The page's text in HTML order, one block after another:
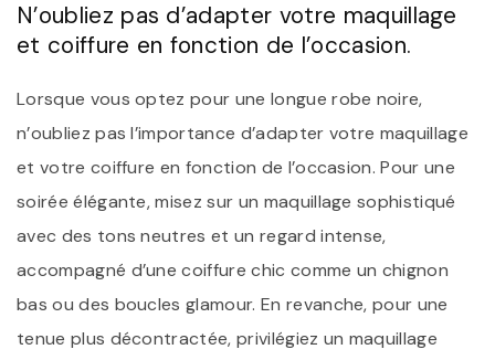
N’oubliez pas d’adapter votre maquillage
et coiffure en fonction de l’occasion.
Lorsque vous optez pour une longue robe noire,
n’oubliez pas l’importance d’adapter votre maquillage
et votre coiffure en fonction de l’occasion. Pour une
soirée élégante, misez sur un maquillage sophistiqué
avec des tons neutres et un regard intense,
accompagné d’une coiffure chic comme un chignon
bas ou des boucles glamour. En revanche, pour une
tenue plus décontractée, privilégiez un maquillage